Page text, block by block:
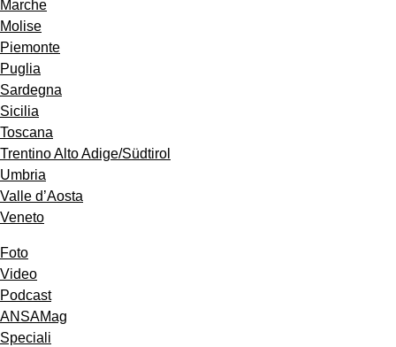
Marche
Molise
Piemonte
Puglia
Sardegna
Sicilia
Toscana
Trentino Alto Adige/Südtirol
Umbria
Valle d’Aosta
Veneto
Foto
Video
Podcast
ANSAMag
Speciali